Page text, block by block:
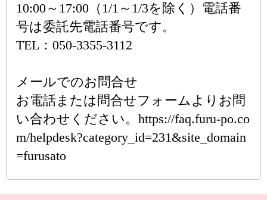
10:00～17:00（1/1～1/3を除く）電話番
号は委託先電話番号です。
TEL：050-3355-3112
メールでのお問合せ
お電話または問合せフォームよりお問
い合わせください。https://faq.furu-po.co
m/helpdesk?category_id=231&site_domain
=furusato